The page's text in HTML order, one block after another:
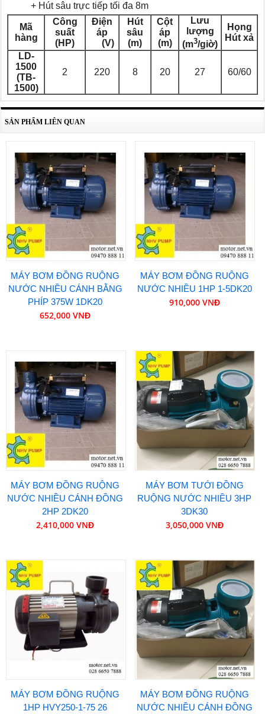
+ Hút sâu trực tiếp tối đa 8m
Mã
hàng
Công
suất
(HP)
Điện
áp
(V)
Hút
sâu
(m)
Cột
áp
(m)
Lưu
lượng
(m3/giờ)
Họng
Hút xả
LD-
1500
(TB-
1500)
2 220 8 20 27 60/60
SẢN PHẨM LIÊN QUAN
MÁY BƠM ĐỒNG RUỘNG
NƯỚC NHIỀU CÁNH BẰNG
PHÍP 375W 1DK20
652,000 VNĐ
MÁY BƠM ĐỒNG RUỘNG
NƯỚC NHIỀU 1HP 1-5DK20
910,000 VNĐ
MÁY BƠM ĐỒNG RUỘNG
NƯỚC NHIỀU CÁNH ĐỒNG
2HP 2DK20
2,410,000 VNĐ
MÁY BƠM TƯỚI ĐỒNG
RUỘNG NƯỚC NHIỀU 3HP
3DK30
3,050,000 VNĐ
MÁY BƠM ĐỒNG RUỘNG
1HP HVY250-1-75 26
MÁY BƠM ĐỒNG RUỘNG
NƯỚC NHIỀU CÁNH ĐỒNG